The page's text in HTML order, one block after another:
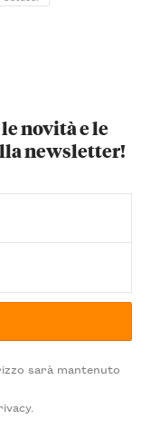
novità e le
newsletter!
sarà mantenuto